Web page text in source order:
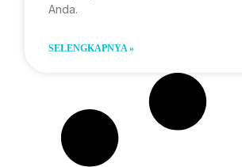
Anda.
SELENGKAPNYA »